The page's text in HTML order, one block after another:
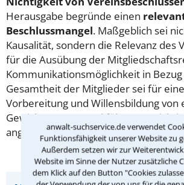
anwalt-suchservice.de verwendet
Funktionsfähigkeit unserer Website zu
Außerdem setzen wir zur
Website im Sinne der Nutzer zusätzliche
dem Klick auf den Button "Cookies
Herausgabe begründe einen
Beschlussmangel. Maßgeblich sei
Kausalität, sondern die Relevanz des
für die Ausübung der
Kommunikationsmöglichkeit in
Gesamtheit der Mitglieder sei für
Vorbereitung und Willensbildung von
Gewicht. Der Mangel führe zur
angefochtener Beschlüsse.